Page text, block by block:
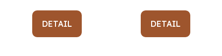
DETAIL DETAIL